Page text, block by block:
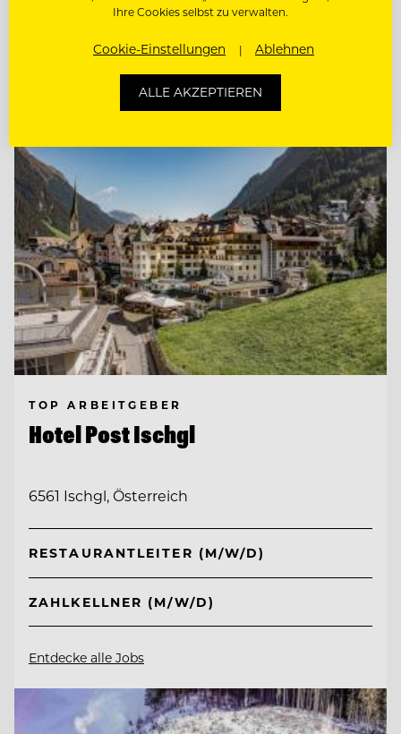
RESTAURANTLEITUNG (M/W/D)
Entdecke alle Jobs
TOP ARBEITGEBER
Hotel Post Ischgl
6561 Ischgl, Österreich
RESTAURANTLEITER (M/W/D)
ZAHLKELLNER (M/W/D)
Entdecke alle Jobs
Ihre Cookies selbst zu verwalten.
Cookie-Einstellungen Ablehnen
ALLE AKZEPTIEREN